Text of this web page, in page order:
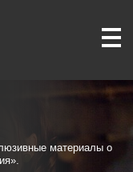
материалы о